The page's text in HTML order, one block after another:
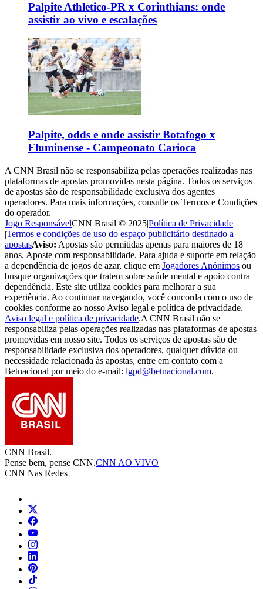
Palpite Athletico-PR x Corinthians: onde
assistir ao vivo e escalações
Palpite, odds e onde assistir Botafogo x
Fluminense - Campeonato Carioca
A CNN Brasil não se responsabiliza pelas operações realizadas nas
plataformas de apostas promovidas nesta página. Todos os serviços
de apostas são de responsabilidade exclusiva dos agentes
operadores. Para mais informações, consulte os Termos e Condições
do operador.
Jogo ResponsávelCNN Brasil © 2025|Política de Privacidade
|Termos e condições de uso do espaço publicitário destinado a
apostasAviso: Apostas são permitidas apenas para maiores de 18
anos. Aposte com responsabilidade. Para ajuda e suporte em relação
a dependência de jogos de azar, clique em Jogadores Anônimos ou
busque organizações que tratem sobre saúde mental e apoio contra
dependência. Este site utiliza cookies para melhorar a sua
experiência. Ao continuar navegando, você concorda com o uso de
cookies conforme ao nosso Aviso legal e política de privacidade.
Aviso legal e política de privacidade.A CNN Brasil não se
responsabiliza pelas operações realizadas nas plataformas de apostas
promovidas em nosso site. Todos os serviços de apostas são de
responsabilidade exclusiva dos operadores, qualquer dúvida ou
necessidade relacionada às apostas, entre em contato com a
Betnacional por meio do e-mail: lgpd@betnacional.com.
CNN Brasil.
Pense bem, pense CNN.CNN AO VIVO
CNN Nas Redes